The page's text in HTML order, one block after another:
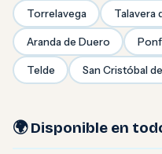
Torrelavega Talavera
Aranda de Duero
Telde San Cristóbal
🌍 Disponible en